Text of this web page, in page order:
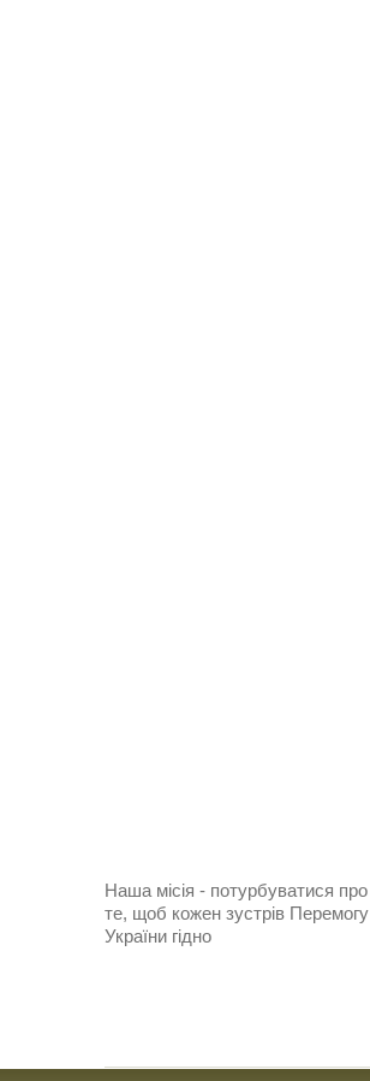
Наша місія - потурбуватися про
те, щоб кожен зустрів Перемогу
України гідно